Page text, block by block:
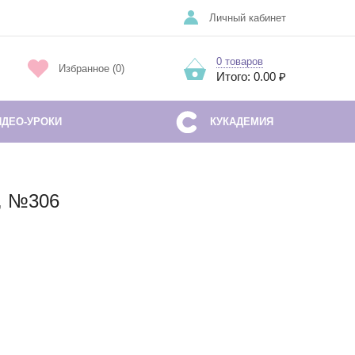
Личный кабинет
Избранное (0)
0 товаров
Итого: 0.00 ₽
УРОКИ КУКАДЕМИЯ
№306